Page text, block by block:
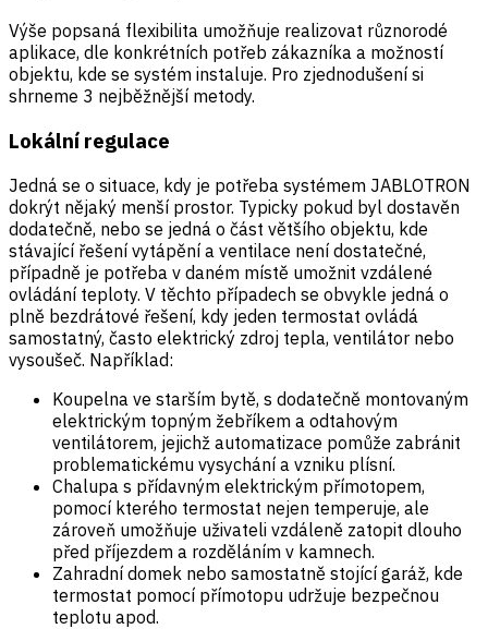
Výše popsaná flexibilita umožňuje realizovat různorodé
aplikace, dle konkrétních potřeb zákazníka a možností
objektu, kde se systém instaluje. Pro zjednodušení si
shrneme 3 nejběžnější metody.
Lokální regulace
Jedná se o situace, kdy je potřeba systémem JABLOTRON
dokrýt nějaký menší prostor. Typicky pokud byl dostavěn
dodatečně, nebo se jedná o část většího objektu, kde
stávající řešení vytápění a ventilace není dostatečné,
případně je potřeba v daném místě umožnit vzdálené
ovládání teploty. V těchto případech se obvykle jedná o
plně bezdrátové řešení, kdy jeden termostat ovládá
samostatný, často elektrický zdroj tepla, ventilátor nebo
vysoušeč. Například:
Koupelna ve starším bytě, s dodatečně montovaným
elektrickým topným žebříkem a odtahovým
ventilátorem, jejichž automatizace pomůže zabránit
problematickému vysychání a vzniku plísní.
Chalupa s přídavným elektrickým přímotopem,
pomocí kterého termostat nejen temperuje, ale
zároveň umožňuje uživateli vzdáleně zatopit dlouho
před příjezdem a rozděláním v kamnech.
Zahradní domek nebo samostatně stojící garáž, kde
termostat pomocí přímotopu udržuje bezpečnou
teplotu apod.